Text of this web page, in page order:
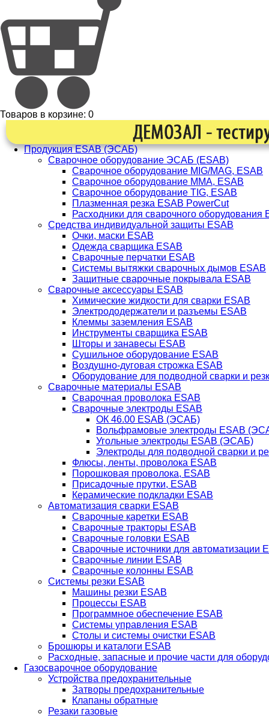
Товаров в корзине: 0
Продукция ESAB (ЭСАБ)
Сварочное оборудование ЭСАБ (ESAB)
Сварочное оборудование MIG/MAG, ESAB
Сварочное оборудование ММА, ESAB
Сварочное оборудование TIG, ESAB
Плазменная резка ESAB PowerCut
Расходники для сварочного оборудования
Средства индивидуальной защиты ESAB
Очки, маски ESAB
Одежда сварщика ESAB
Сварочные перчатки ESAB
Системы вытяжки сварочных дымов ESAB
Защитные сварочные покрывала ESAB
Сварочные аксессуары ESAB
Химические жидкости для сварки ESAB
Электрододержатели и разъемы ESAB
Клеммы заземления ESAB
Инструменты сварщика ESAB
Шторы и занавесы ESAB
Сушильное оборудование ESAB
Воздушно-дуговая строжка ESAB
Оборудование для подводной сварки и
Сварочные материалы ESAB
Сварочная проволока ESAB
Сварочные электроды ESAB
ОК 46.00 ESAB (ЭСАБ)
Вольфрамовые электроды ESAB
Угольные электроды ESAB (ЭСАБ)
Электроды для подводной сварки и
Флюсы, ленты, проволока ESAB
Порошковая проволока, ESAB
Присадочные прутки, ESAB
Керамические подкладки ESAB
Автоматизация сварки ESAB
Сварочные каретки ESAB
Сварочные тракторы ESAB
Сварочные головки ESAB
Сварочные источники для автоматизации
Сварочные линии ESAB
Сварочные колонны ESAB
Системы резки ESAB
Машины резки ESAB
Процессы ESAB
Программное обеспечение ESAB
Системы управления ESAB
Столы и системы очистки ESAB
Брошюры и каталоги ESAB
Расходные, запасные и прочие части для
Газосварочное оборудование
Устройства предохранительные
Затворы предохранительные
Клапаны обратные
Резаки газовые